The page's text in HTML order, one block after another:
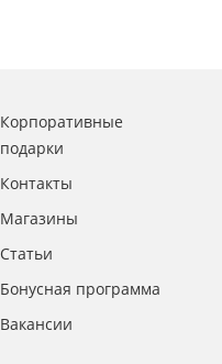
Корпоративные
подарки
Контакты
Магазины
Статьи
Бонусная программа
Вакансии